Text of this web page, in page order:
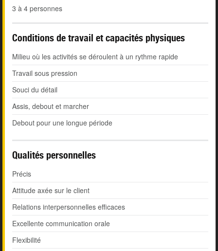
3 à 4 personnes
Conditions de travail et capacités physiques
Milieu où les activités se déroulent à un rythme rapide
Travail sous pression
Souci du détail
Assis, debout et marcher
Debout pour une longue période
Qualités personnelles
Précis
Attitude axée sur le client
Relations interpersonnelles efficaces
Excellente communication orale
Flexibilité